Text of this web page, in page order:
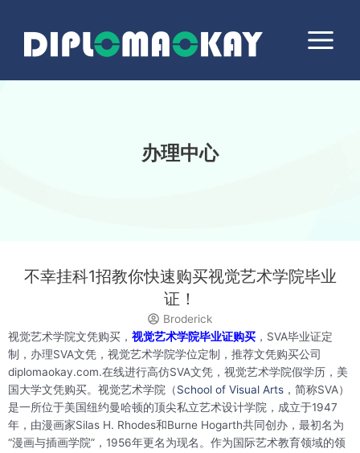
Menu
办理中心
不幸挂科1招教你快速购买视觉艺术学院毕业
证！
Broderick
视觉艺术学院文凭购买， 视觉艺术学院毕业证购买 ，SVA毕业证定
制，办理SVA文凭，视觉艺术学院学位定制，推荐文凭购买公司
diplomaokay.com.在线进行高仿SVA文凭，视觉艺术学院假学历，美
国大学文凭购买。视觉艺术学院（School of Visual Arts ，简称SVA）
是一所位于美国纽约曼哈顿的顶尖私立艺术设计学院，成立于1947
年，由漫画家Silas H. Rhodes和Burne Hogarth共同创办，最初名为
“漫画与插画学院”，1956年更名为现名。作为国际艺术教育领域的领